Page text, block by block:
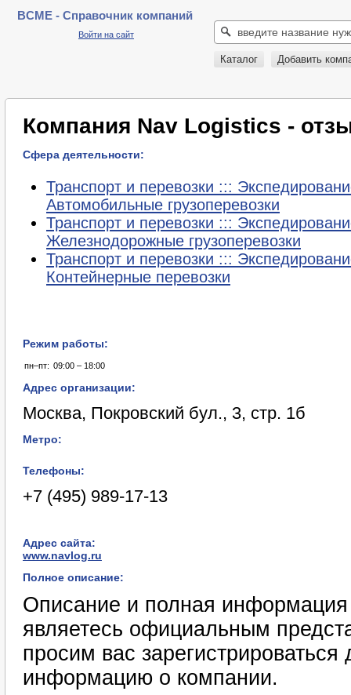
BCME - Справочник компаний
Войти на сайт
Каталог Добавить
Компания Nav Logistics -
Сфера деятельности:
Транспорт и перевозки :::
Автомобильные грузоперевозки
Транспорт и перевозки :::
Железнодорожные грузоперевозки
Транспорт и перевозки :::
Контейнерные перевозки
Режим работы:
пн–пт: 09:00 – 18:00
Адрес организации:
Москва, Покровский бул., 3, стр. 1б
Метро:
Телефоны:
+7 (495) 989-17-13
Адрес сайта:
www.navlog.ru
Полное описание:
Описание и полная информация
являетесь официальным
просим вас зарегистрироваться
информацию о компании.